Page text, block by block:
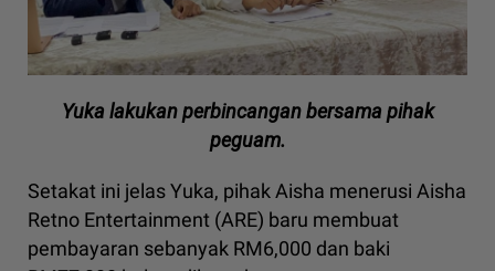
Yuka lakukan perbincangan bersama pihak
peguam.
Setakat ini jelas Yuka, pihak Aisha menerusi Aisha
Retno Entertainment (ARE) baru membuat
pembayaran sebanyak RM6,000 dan baki